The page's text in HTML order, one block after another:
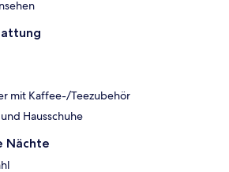
mit Kaffee-/Teezubehör
Hausschuhe
Nächte